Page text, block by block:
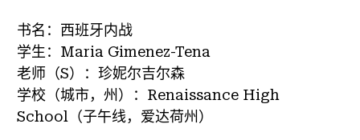
书名：西班牙内战
学生：Maria Gimenez-Tena
老师（S）：珍妮尔吉尔森
学校（城市，州）：Renaissance High
School（子午线，爱达荷州）